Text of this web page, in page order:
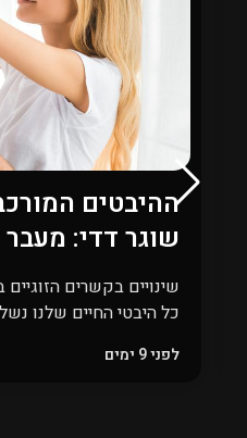
ההיבטים
שוגר דדי:
לאתיקה
שינויים בקשרים
כל היבטי החיים שלנו
הזוגיים עוברים שינוי
לפני 9 ימים